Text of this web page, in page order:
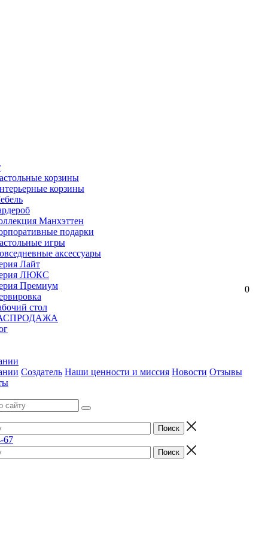
корзины
корзины
Манхэттен
подарки
игры
аксессуары
Лайт
ЛЮКС
Премиум
стол
Создатель Наши ценности и миссия Новости Отзывы
67
0